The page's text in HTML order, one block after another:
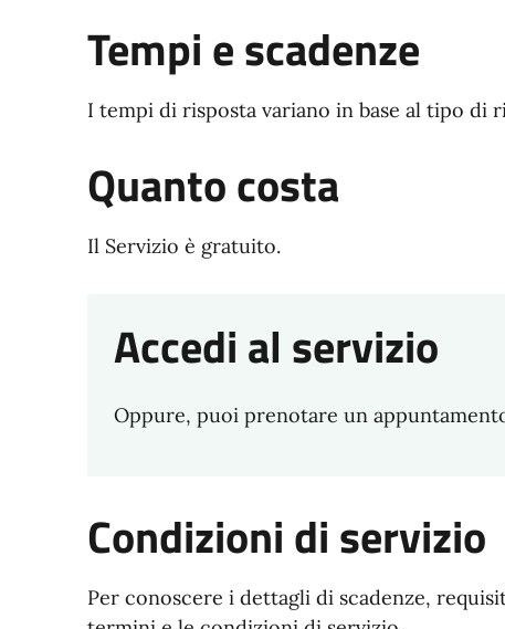
Tempi e scadenze
I tempi di risposta variano in base al tipo di
Quanto costa
Il Servizio è gratuito.
Accedi al servizio
Oppure, puoi prenotare un
Condizioni di servizio
Per conoscere i dettagli di scadenze,